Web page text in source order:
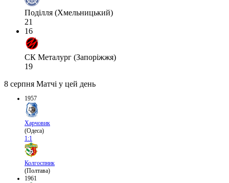
Поділля (Хмельницький)
21
16
СК Металург (Запоріжжя)
19
8 серпня Матчі у цей день
1957
Харчовик
(Одеса)
1:1
Колгоспник
(Полтава)
1961